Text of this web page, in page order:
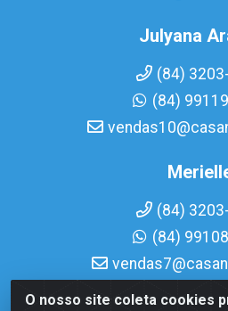
O nosso site coleta cookies
Julyana
(84)
(84)
(84)
(84)